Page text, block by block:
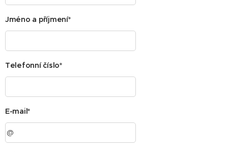
Jméno a příjmení*
Telefonní číslo*
E-mail*